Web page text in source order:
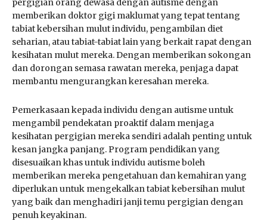
pergigian orang dewasa dengan autisme dengan
memberikan doktor gigi maklumat yang tepat tentang
tabiat kebersihan mulut individu, pengambilan diet
seharian, atau tabiat-tabiat lain yang berkait rapat dengan
kesihatan mulut mereka. Dengan memberikan sokongan
dan dorongan semasa rawatan mereka, penjaga dapat
membantu mengurangkan keresahan mereka.
Pemerkasaan kepada individu dengan autisme untuk
mengambil pendekatan proaktif dalam menjaga
kesihatan pergigian mereka sendiri adalah penting untuk
kesan jangka panjang. Program pendidikan yang
disesuaikan khas untuk individu autisme boleh
memberikan mereka pengetahuan dan kemahiran yang
diperlukan untuk mengekalkan tabiat kebersihan mulut
yang baik dan menghadiri janji temu pergigian dengan
penuh keyakinan.